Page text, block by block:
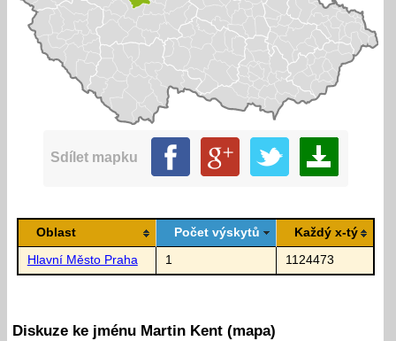
Sdílet mapku
Oblast Počet výskytů Každý x-tý
Hlavní Město Praha 1 1124473
Diskuze ke jménu Martin Kent (mapa)